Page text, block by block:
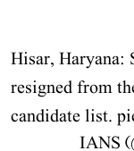
Hisar, Haryana:
resigned from
candidate list.